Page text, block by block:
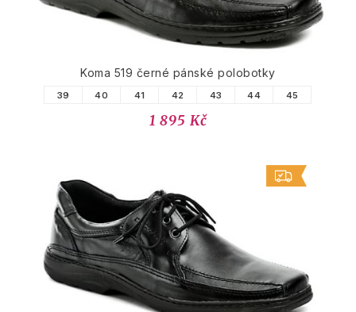
Koma 519 černé pánské polobotky
39 40 41 42 43 44 45
1 895 Kč